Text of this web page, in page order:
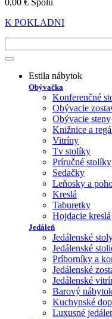
0,00 € Spolu
K POKLADNI
Estila nábytok
Obývačka
Konferenčné
Obývacie
Obývacie steny
Knižnice a
Vitríny
Tv stolíky
Príručné stolíky
Sedačky
Leňosky a
Kreslá
Taburetky
Hojdacie kreslá
Jedáleň
Jedálenské
Jedálenské
Príborníky a
Jedálenské
Jedálenské
Barový
Kuchynské
Luxusné